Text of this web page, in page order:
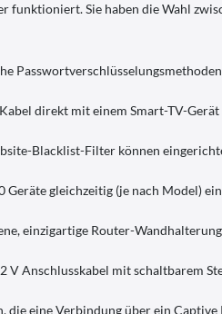
Sie haben die Wahl
direkt mit einem Smart-TV-
Blacklist-Filter können
Geräte gleichzeitig (je nach Model)
einzigartige Router-
V Anschlusskabel mit schaltbarem
die eine Verbindung über ein